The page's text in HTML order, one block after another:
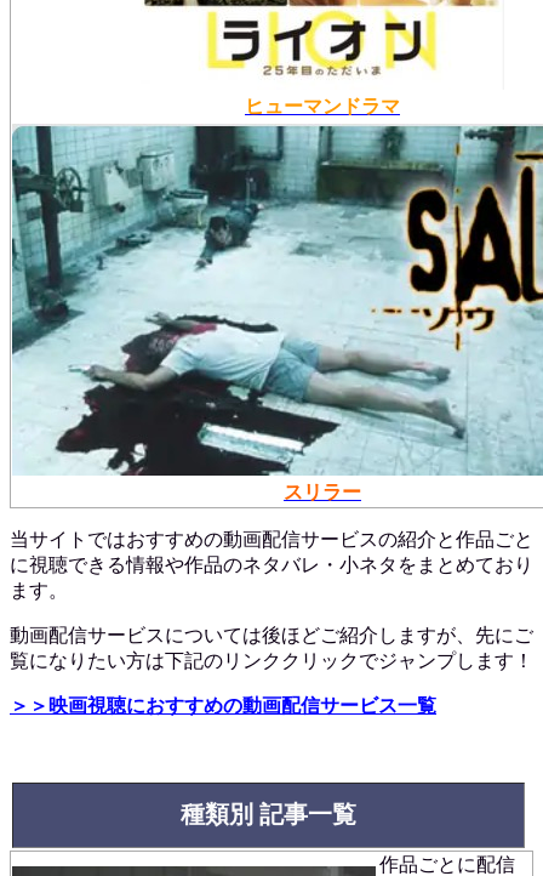
ヒューマンドラマ
スリラー
当サイトではおすすめの動画配信サービスの紹介と作品ごと
に視聴できる情報や作品のネタバレ・小ネタをまとめており
ます。
動画配信サービスについては後ほどご紹介しますが、先にご
覧になりたい方は下記のリンククリックでジャンプします！
＞＞映画視聴におすすめの動画配信サービス一覧
種類別 記事一覧
作品ごとに配信